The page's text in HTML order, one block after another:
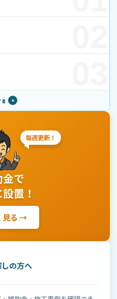
毎週更新！
で
置！
見る →
の方へ